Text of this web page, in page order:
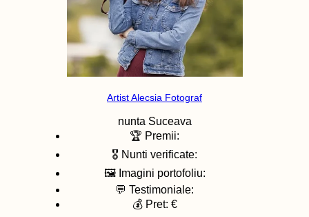
Artist Alecsia Fotograf
nunta Suceava
🏆 Premii:
🎖️ Nunti verificate:
🖼️ Imagini portofoliu:
💬 Testimoniale:
💰 Pret: €